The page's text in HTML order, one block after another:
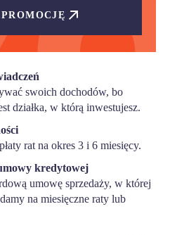
swoich dochodów, bo
działka, w którą inwestujesz.
rat na okres 3 i 6 miesięcy.
kredytowej
umowę sprzedaży, w której
na miesięczne raty lub